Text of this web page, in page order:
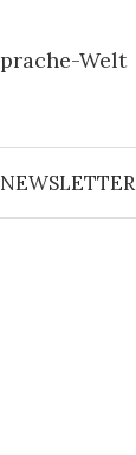
NEWSLETTER